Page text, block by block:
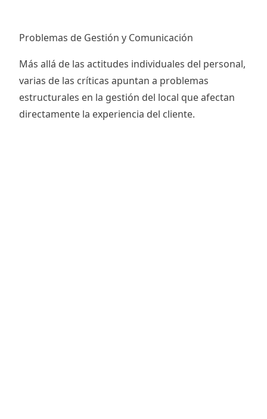
Problemas de Gestión y Comunicación
Más allá de las actitudes individuales del personal,
varias de las críticas apuntan a problemas
estructurales en la gestión del local que afectan
directamente la experiencia del cliente.